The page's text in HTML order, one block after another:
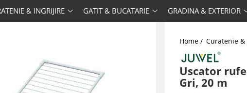
& INGRIJIRE GATIT & BUCATARIE GRADINA & EXTERIOR
Home / Curatenie
Uscator
Gri, 20 m